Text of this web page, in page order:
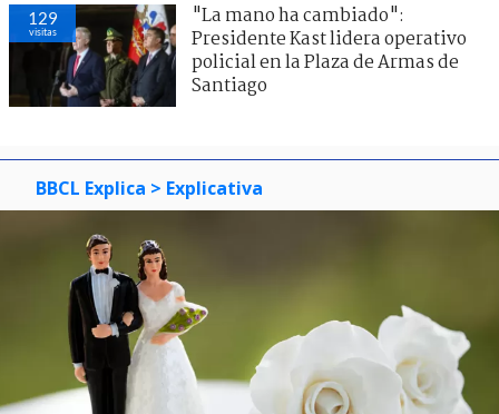
129
visitas
"La mano ha cambiado":
Presidente Kast lidera operativo
policial en la Plaza de Armas de
Santiago
BBCL Explica > Explicativa